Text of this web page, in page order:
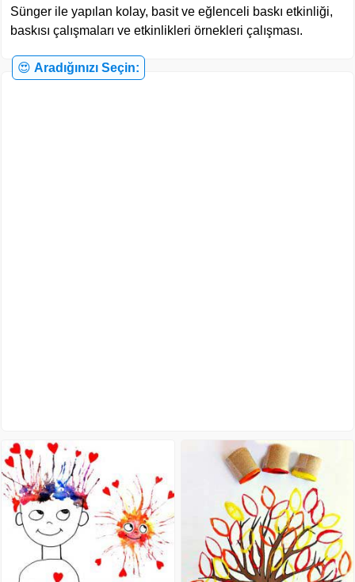
Sünger ile yapılan kolay, basit ve eğlenceli baskı etkinliği,
baskısı çalışmaları ve etkinlikleri örnekleri çalışması.
😍 Aradığınızı Seçin: